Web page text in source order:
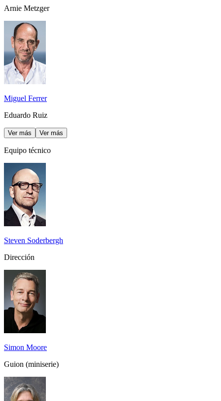
Arnie Metzger
Miguel Ferrer
Eduardo Ruiz
Ver más Ver más
Equipo técnico
Steven Soderbergh
Dirección
Simon Moore
Guion (miniserie)